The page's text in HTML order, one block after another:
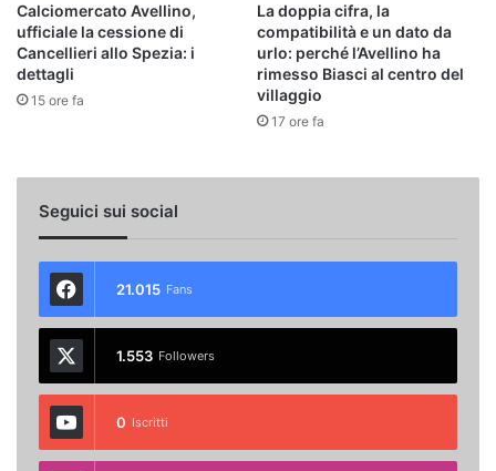
Calciomercato Avellino,
ufficiale la cessione di
Cancellieri allo Spezia: i
dettagli
15 ore fa
La doppia cifra, la
compatibilità e un dato da
urlo: perché l’Avellino ha
rimesso Biasci al centro del
villaggio
17 ore fa
Seguici sui social
21.015 Fans
1.553 Followers
0 Iscritti